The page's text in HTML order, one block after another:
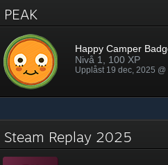
PEAK
Happy Camper
Nivå 1, 100 XP
Upplåst 19 dec, 2025 @
Steam Replay 2025